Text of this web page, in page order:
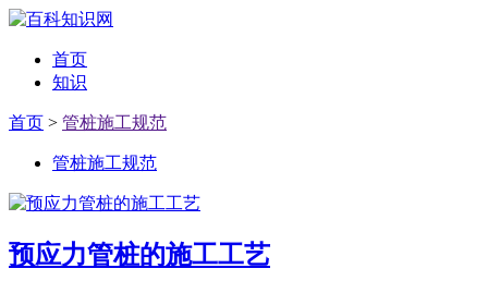
首页
知识
首页 > 管桩施工规范
管桩施工规范
预应力管桩的施工工艺